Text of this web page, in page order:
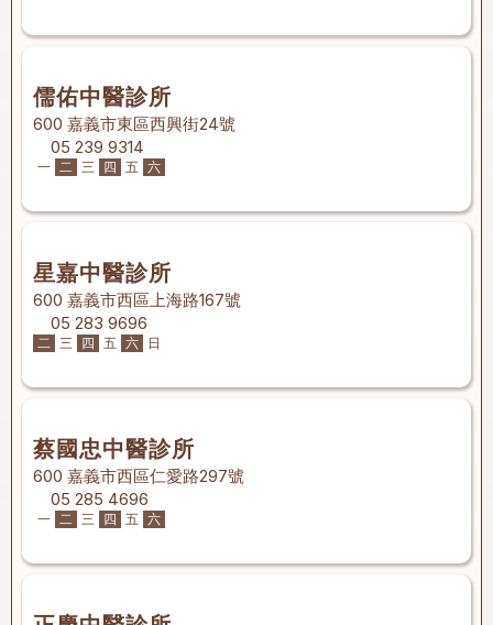
儒佑中醫診所
600 嘉義市東區西興街24號
05 239 9314
一 二 三 四 五 六
星嘉中醫診所
600 嘉義市西區上海路167號
05 283 9696
二 三 四 五 六 日
蔡國忠中醫診所
600 嘉義市西區仁愛路297號
05 285 4696
一 二 三 四 五 六